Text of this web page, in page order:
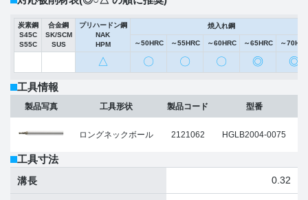
炭素鋼
S45C
S55C
合金鋼
SK/SCM
SUS
プリハードン鋼
NAK
HPM
焼入れ鋼
～50HRC ～55HRC ～60HRC ～65HRC ～
△ 〇 〇 〇 ◎ ◎
工具情報
製品写真 工具形状
ロングネックボール
製品コード
2121062
型番
HGLB2004-0075
工具寸法
溝長 0.32